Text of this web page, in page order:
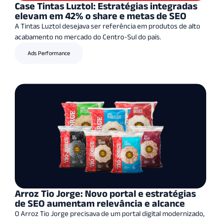
Case Tintas Luztol: Estratégias integradas
elevam em 42% o share e metas de SEO
A Tintas Luztol desejava ser referência em produtos de alto
acabamento no mercado do Centro-Sul do país.
Ads Performance
Arroz Tio Jorge: Novo portal e estratégias
de SEO aumentam relevância e alcance
O Arroz Tio Jorge precisava de um portal digital modernizado,